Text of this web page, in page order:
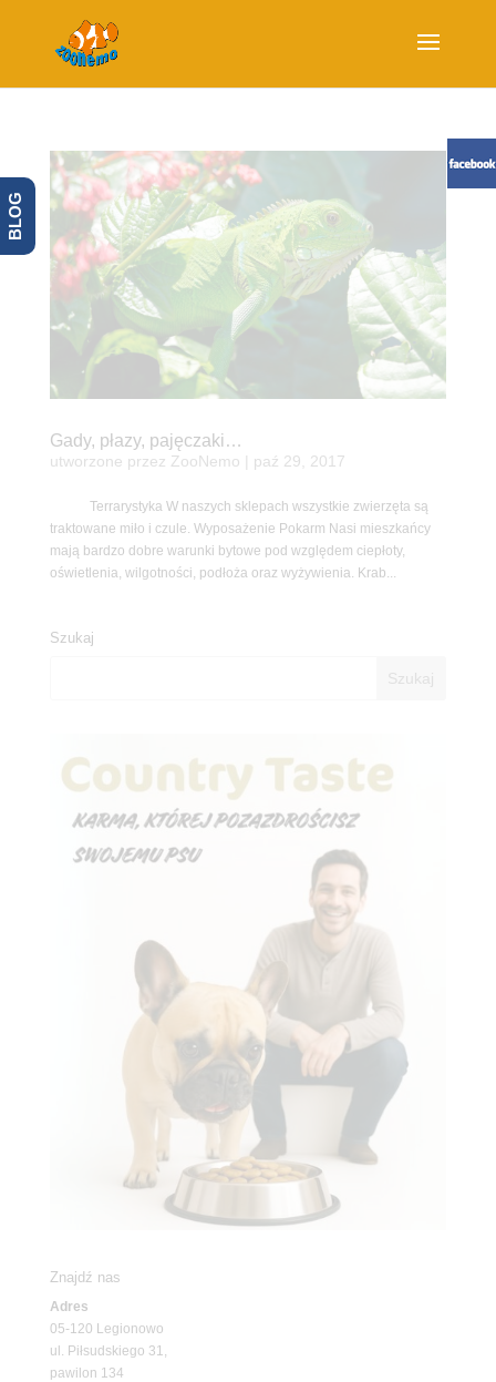
Gady, płazy, pajęczaki…
utworzone przez ZooNemo paź 29, 2017
Terrarystyka W naszych sklepach wszystkie zwierzęta są
traktowane miło i czule. Wyposażenie Pokarm Nasi mieszkańcy
mają bardzo dobre warunki bytowe pod względem ciepłoty,
oświetlenia, wilgotności, podłoża oraz wyżywienia. Krab...
Szukaj
Znajdź nas
Adres
05-120 Legionowo
ul. Piłsudskiego 31,
pawilon 134
BLOG